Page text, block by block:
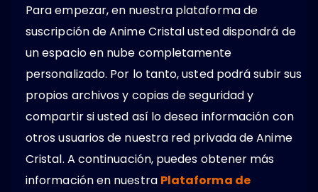
Para empezar, en nuestra plataforma de
suscripción de Anime Cristal usted dispondrá de
un espacio en nube completamente
personalizado. Por lo tanto, usted podrá subir sus
propios archivos y copias de seguridad y
compartir si usted así lo desea información con
otros usuarios de nuestra red privada de Anime
Cristal. A continuación, puedes obtener más
información en nuestra Plataforma de